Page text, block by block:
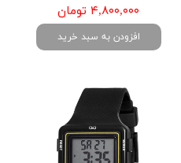
۴,۸۰۰,۰۰۰ تومان
افزودن به سبد خرید